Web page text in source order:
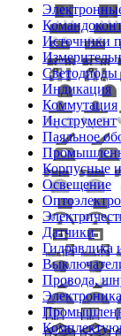
Источники
Светодиоды
Индикация
Коммутация
Инструмент
Паяльное
Корпусные
Освещение
Датчики
Гидравлика
Провода,